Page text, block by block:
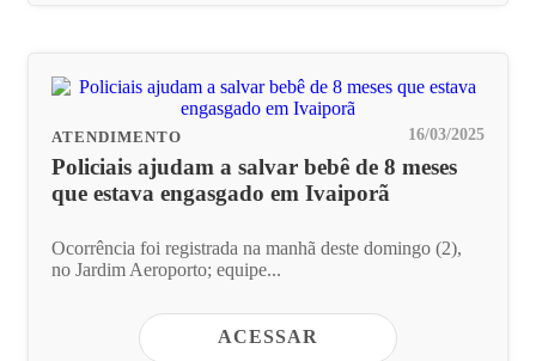
ATENDIMENTO 16/03/2025
Policiais ajudam a salvar bebê de 8 meses
que estava engasgado em Ivaiporã
Ocorrência foi registrada na manhã deste domingo (2),
no Jardim Aeroporto; equipe...
ACESSAR